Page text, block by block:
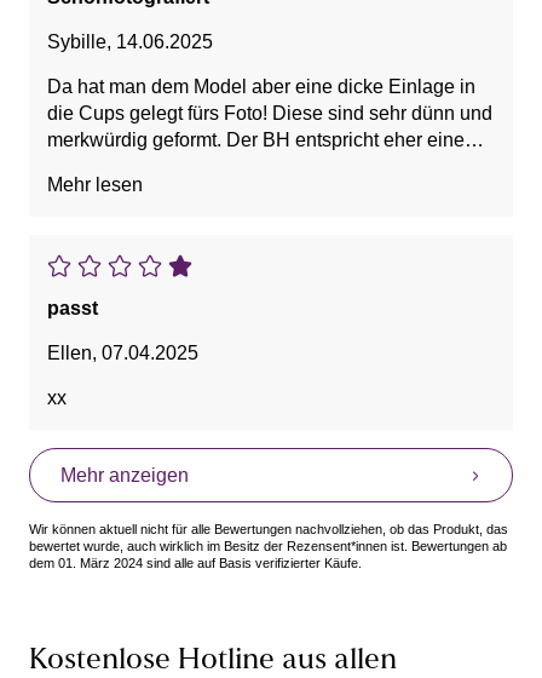
Sybille, 14.06.2025
Da hat man dem Model aber eine dicke Einlage in
die Cups gelegt fürs Foto! Diese sind sehr dünn und
merkwürdig geformt. Der BH entspricht eher einem
also leider zurück! Da es ein Doppelpack war,
dass die Retouren bei Lascana nicht auch alle in
den Müll fliegen, wie ich es neulich von Amazon
Mehr lesen
passt
Ellen, 07.04.2025
xx
Mehr anzeigen
Wir können aktuell nicht für alle Bewertungen nachvollziehen, ob das Produkt, das
bewertet wurde, auch wirklich im Besitz der Rezensent*innen ist. Bewertungen ab
dem 01. März 2024 sind alle auf Basis verifizierter Käufe.
Kostenlose Hotline aus allen